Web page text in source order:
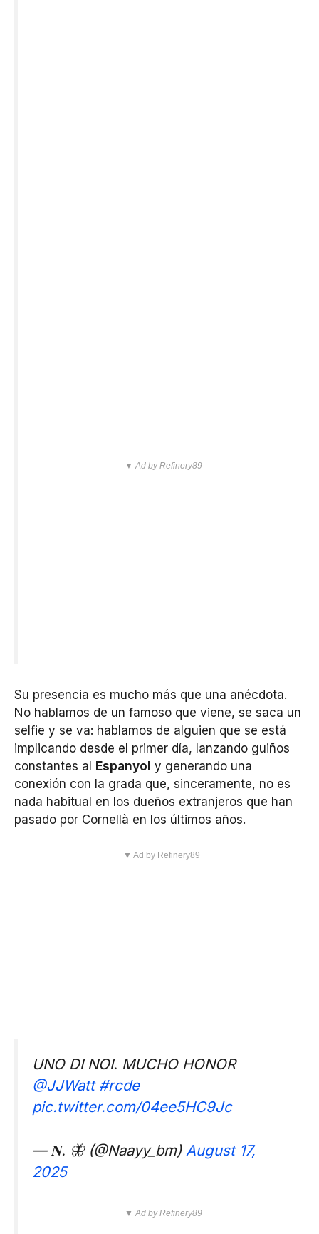
▼ Ad by Refinery89
Su presencia es mucho más que una anécdota.
No hablamos de un famoso que viene, se saca un
selfie y se va: hablamos de alguien que se está
implicando desde el primer día, lanzando guiños
constantes al Espanyol y generando una
conexión con la grada que, sinceramente, no es
nada habitual en los dueños extranjeros que han
pasado por Cornellà en los últimos años.
▼ Ad by Refinery89
UNO DI NOI. MUCHO HONOR
@JJWatt #rcde
pic.twitter.com/04ee5HC9Jc
— 𝐍. 🦋 (@Naayy_bm) August 17,
2025
▼ Ad by Refinery89